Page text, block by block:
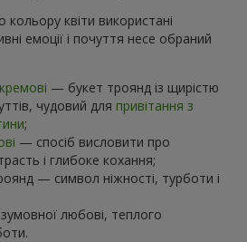
квіти використані
емоції і почуття несе обраний
кремові — букет троянд із щирістю
чудовий для привітання з
;
— спосіб висловити про
і глибоке кохання;
— символ ніжності, турботи і
любові, теплого